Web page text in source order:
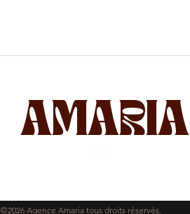
AMARIA
©2026 Agence Amaria tous droits réservés.